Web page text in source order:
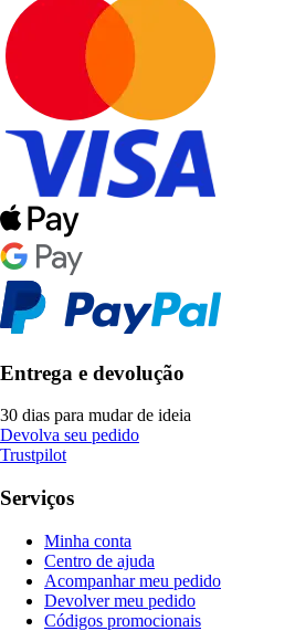
Entrega e devolução
30 dias para mudar de ideia
Devolva seu pedido
Trustpilot
Serviços
Minha conta
Centro de ajuda
Acompanhar meu pedido
Devolver meu pedido
Códigos promocionais